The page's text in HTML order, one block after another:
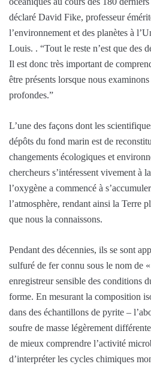
déclaré David Fike, professeur
l’environnement et des planètes à
Louis. . “Tout le reste n’est que des
Il est donc très important de
être présents lorsque nous
profondes.”
L’une des façons dont les
dépôts du fond marin est de
changements écologiques et
chercheurs s’intéressent vivement à
l’oxygène a commencé à
l’atmosphère, rendant ainsi la Terre
que nous la connaissons.
Pendant des décennies, ils se sont
sulfuré de fer connu sous le nom de
enregistreur sensible des conditions
forme. En mesurant la composition
dans des échantillons de pyrite –
soufre de masse légèrement
de mieux comprendre l’activité
d’interpréter les cycles chimiques